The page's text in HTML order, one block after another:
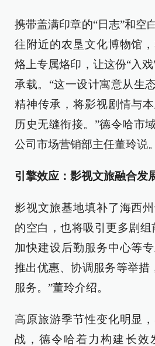
携带盖满印章的“日志”和空
往附近的农垦文化博物馆
烙上专属烙印，让这份“入
承载。“这一设计寓意从生
精神传承，将影视剧情与
历史无缝衔接。”德令哈市
公司市场营销部主任董玲说。
引擎效应：影视文旅融合发
影视文旅基地填补了海西
的空白，也将吸引更多剧
加快建设后勤服务中心等
推出优惠、协调服务等举措
服务。”董玲介绍。
高原旅游季节性变化明显
战，德令哈着力构建长效